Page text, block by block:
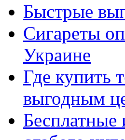
Быстрые
Сигареты
Украине
Где купить
выгодным